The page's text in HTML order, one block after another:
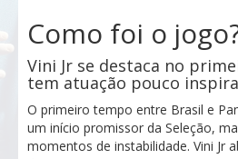
Como foi o
Vini Jr se destaca no
tem atuação pouco
O primeiro tempo entre Brasil e
um início promissor da Seleção,
momentos de instabilidade. Vini Jr